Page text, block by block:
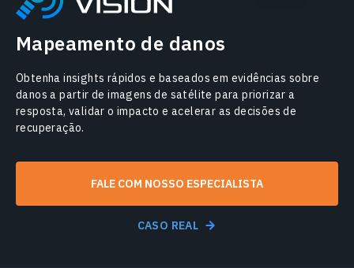
Mapeamento de danos
Obtenha insights rápidos e baseados em evidências sobre
danos a partir de imagens de satélite para priorizar a
resposta, validar o impacto e acelerar as decisões de
recuperação.
FALE COM NOSSO ESPECIALISTA
CASO REAL